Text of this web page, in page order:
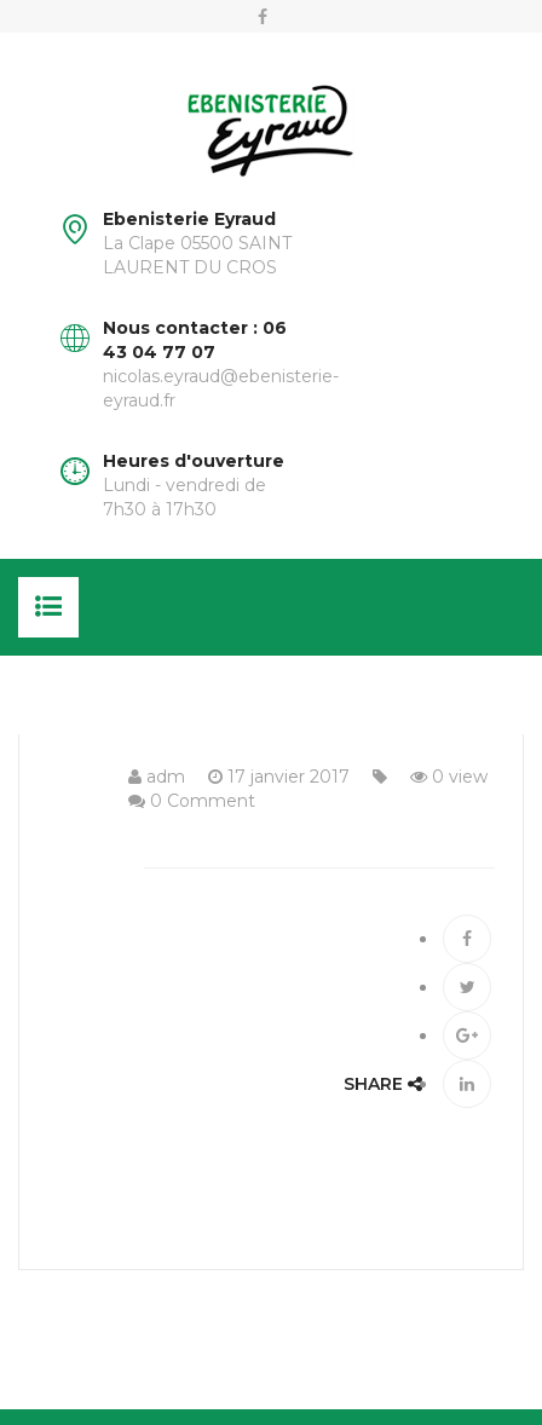
Ebenisterie Eyraud
La Clape 05500 SAINT
LAURENT DU CROS
Nous contacter : 06
43 04 77 07
nicolas.eyraud@ebenisterie-
eyraud.fr
Heures d'ouverture
Lundi - vendredi de
7h30 à 17h30
MENUISERIES
adm 17 janvier 2017
0 view
0 Comment
SHARE